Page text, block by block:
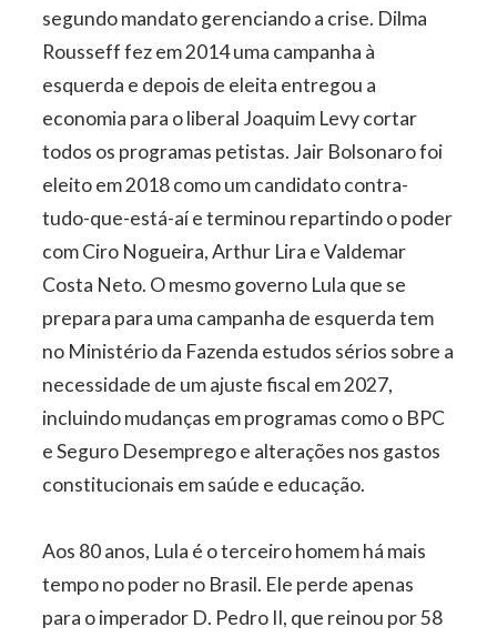
segundo mandato gerenciando a crise. Dilma
Rousseff fez em 2014 uma campanha à
esquerda e depois de eleita entregou a
economia para o liberal Joaquim Levy cortar
todos os programas petistas. Jair Bolsonaro foi
eleito em 2018 como um candidato contra-
tudo-que-está-aí e terminou repartindo o poder
com Ciro Nogueira, Arthur Lira e Valdemar
Costa Neto. O mesmo governo Lula que se
prepara para uma campanha de esquerda tem
no Ministério da Fazenda estudos sérios sobre a
necessidade de um ajuste fiscal em 2027,
incluindo mudanças em programas como o BPC
e Seguro Desemprego e alterações nos gastos
constitucionais em saúde e educação.
Aos 80 anos, Lula é o terceiro homem há mais
tempo no poder no Brasil. Ele perde apenas
para o imperador D. Pedro II, que reinou por 58